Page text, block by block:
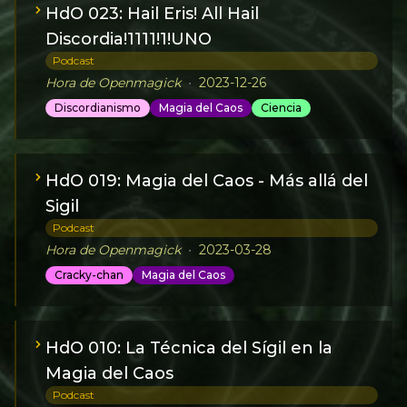
HdO 023: Hail Eris! All Hail
Discordia!1111!1!UNO
Podcast
Hora de Openmagick • 2023-12-26
Discordianismo Magia del Caos Ciencia
HdO 019: Magia del Caos - Más allá del
Sigil
Podcast
Hora de Openmagick • 2023-03-28
Cracky-chan Magia del Caos
HdO 010: La Técnica del Sígil en la
Magia del Caos
Podcast